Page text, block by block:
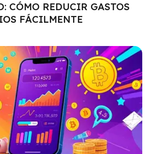
CÓMO REDUCIR GASTOS
FÁCILMENTE